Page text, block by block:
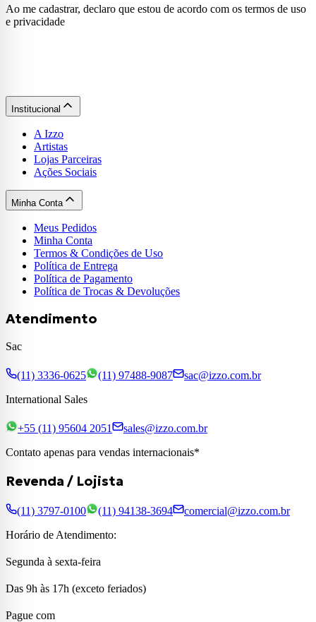
Ao me cadastrar, declaro que estou de acordo com os termos de uso
e privacidade
Institucional
A Izzo
Artistas
Lojas Parceiras
Ações Sociais
Minha Conta
Meus Pedidos
Minha Conta
Termos & Condições de Uso
Política de Entrega
Política de Pagamento
Política de Trocas & Devoluções
Atendimento
Sac
(11) 3336-0625 (11) 97488-9087
sac@izzo.com.br
International Sales
+55 (11) 95604 2051
sales@izzo.com.br
Contato apenas para vendas internacionais*
Revenda / Lojista
(11) 3797-0100 (11) 94138-3694
comercial@izzo.com.br
Horário de Atendimento:
Segunda à sexta-feira
Das 9h às 17h (exceto feriados)
Pague com